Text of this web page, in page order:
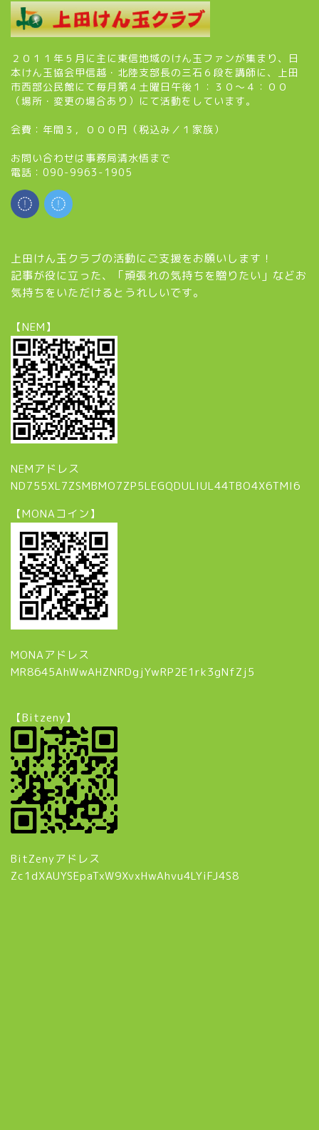
２０１１年５月に主に東信地域のけん玉ファンが集まり、日
本けん玉協会甲信越・北陸支部長の三石６段を講師に、上田
市西部公民館にて毎月第４土曜日午後１：３０～４：００
（場所・変更の場合あり）にて活動をしています。
会費：年間３，０００円（税込み／１家族）
お問い合わせは事務局清水悟まで
電話：090-9963-1905
上田けん玉クラブの活動にご支援をお願いします！
記事が役に立った、「頑張れの気持ちを贈りたい」などお
気持ちをいただけるとうれしいです。
【NEM】
NEMアドレス
ND755XL7ZSMBMO7ZP5LEGQDULIUL44TBO4X6TMI6
【MONAコイン】
MONAアドレス
MR8645AhWwAHZNRDgjYwRP2E1rk3gNfZj5
【Bitzeny】
BitZenyアドレス
Zc1dXAUYSEpaTxW9XvxHwAhvu4LYiFJ4S8